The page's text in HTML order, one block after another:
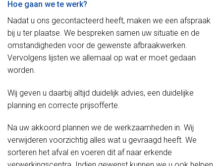
Hoe gaan we te werk?
Nadat u ons gecontacteerd heeft, maken we een afspraak
bij u ter plaatse. We bespreken samen uw situatie en de
omstandigheden voor de gewenste afbraakwerken.
Vervolgens lijsten we allemaal op wat er moet gedaan
worden.
Wij geven u daarbij altijd duidelijk advies, een duidelijke
planning en correcte prijsofferte.
Na uw akkoord plannen we de werkzaamheden in. Wij
verwijderen voorzichtig alles wat u gevraagd heeft. We
sorteren het afval en voeren dit af naar erkende